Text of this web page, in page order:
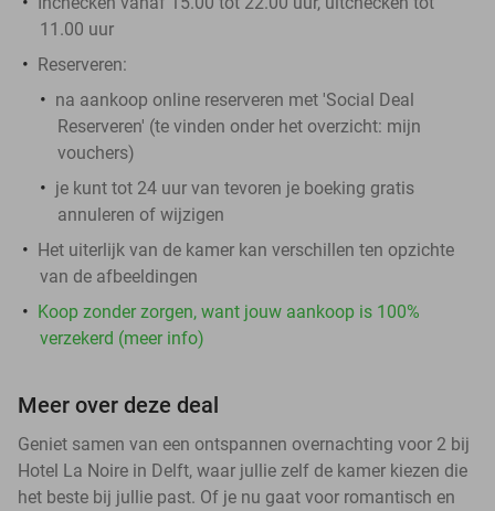
11.00 uur
Reserveren:
na aankoop online reserveren met 'Social Deal
Reserveren' (te vinden onder het overzicht: mijn
vouchers)
je kunt tot 24 uur van tevoren je boeking gratis
annuleren of wijzigen
Het uiterlijk van de kamer kan verschillen ten opzichte
van de afbeeldingen
Koop zonder zorgen, want jouw aankoop is 100%
verzekerd (meer info)
Meer over deze deal
Geniet samen van een ontspannen overnachting voor 2 bij
Hotel La Noire in Delft, waar jullie zelf de kamer kiezen die
het beste bij jullie past. Of je nu gaat voor romantisch en